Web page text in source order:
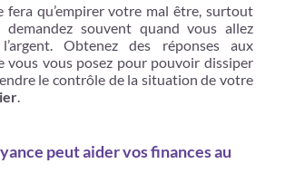
fera qu’empirer votre mal être, surtout
souvent quand vous allez
Obtenez des réponses aux
vous vous posez pour pouvoir dissiper
le contrôle de la situation de votre
.
peut aider vos finances au